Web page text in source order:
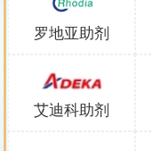
罗地亚助剂
艾迪科助剂